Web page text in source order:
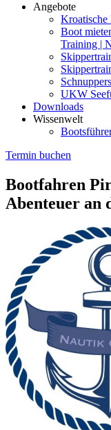
Angebote
Kroatische
Boot
Training |
UKW
Downloads
Wissenwelt
Termin buchen
Bootfahren
Abenteuer an